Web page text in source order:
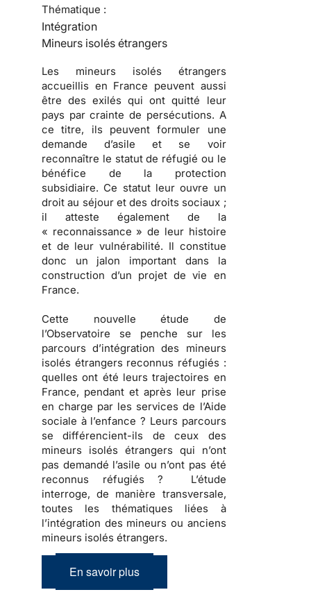
Thématique :
Intégration
Mineurs isolés étrangers
Les mineurs isolés étrangers
accueillis en France peuvent aussi
être des exilés qui ont quitté leur
pays par crainte de persécutions. A
ce titre, ils peuvent formuler une
demande d’asile et se voir
reconnaître le statut de réfugié ou le
bénéfice de la protection
subsidiaire. Ce statut leur ouvre un
droit au séjour et des droits sociaux ;
il atteste également de la
« reconnaissance » de leur histoire
et de leur vulnérabilité. Il constitue
donc un jalon important dans la
construction d’un projet de vie en
France.
Cette nouvelle étude de
l’Observatoire se penche sur les
parcours d’intégration des mineurs
isolés étrangers reconnus réfugiés :
quelles ont été leurs trajectoires en
France, pendant et après leur prise
en charge par les services de l’Aide
sociale à l’enfance ? Leurs parcours
se différencient-ils de ceux des
mineurs isolés étrangers qui n’ont
pas demandé l’asile ou n’ont pas été
reconnus réfugiés ? L’étude
interroge, de manière transversale,
toutes les thématiques liées à
l’intégration des mineurs ou anciens
mineurs isolés étrangers.
En savoir plus